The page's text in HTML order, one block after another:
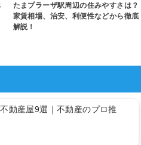
たまプラーザ駅周辺の住みやすさは？
家賃相場、治安、利便性などから徹底
解説！
動産屋9選｜不動産のプロ推